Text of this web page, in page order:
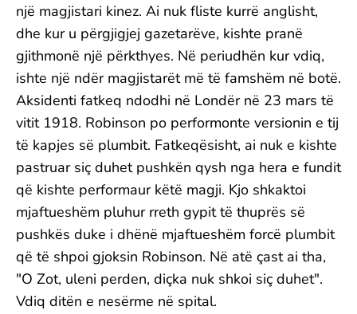
një magjistari kinez. Ai nuk fliste kurrë anglisht,
dhe kur u përgjigjej gazetarëve, kishte pranë
gjithmonë një përkthyes. Në periudhën kur vdiq,
ishte një ndër magjistarët më të famshëm në botë.
Aksidenti fatkeq ndodhi në Londër në 23 mars të
vitit 1918. Robinson po performonte versionin e tij
të kapjes së plumbit. Fatkeqësisht, ai nuk e kishte
pastruar siç duhet pushkën qysh nga hera e fundit
që kishte performaur këtë magji. Kjo shkaktoi
mjaftueshëm pluhur rreth gypit të thuprës së
pushkës duke i dhënë mjaftueshëm forcë plumbit
që të shpoi gjoksin Robinson. Në atë çast ai tha,
"O Zot, uleni perden, diçka nuk shkoi siç duhet".
Vdiq ditën e nesërme në spital.